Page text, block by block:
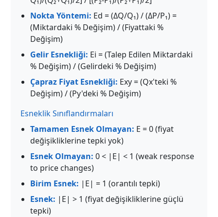
Nokta Yöntemi: Ed = (ΔQ/Q₁) / (ΔP/P₁) =
(Miktardaki % Değişim) / (Fiyattaki %
Değişim)
Gelir Esnekliği: Ei = (Talep Edilen Miktardaki
% Değişim) / (Gelirdeki % Değişim)
Çapraz Fiyat Esnekliği: Exy = (Qx'teki %
Değişim) / (Py'deki % Değişim)
Esneklik Sınıflandırmaları
Tamamen Esnek Olmayan: E = 0 (fiyat
değişikliklerine tepki yok)
Esnek Olmayan: 0 < |E| < 1 (weak response
to price changes)
Birim Esnek: |E| = 1 (orantılı tepki)
Esnek: |E| > 1 (fiyat değişikliklerine güçlü
tepki)